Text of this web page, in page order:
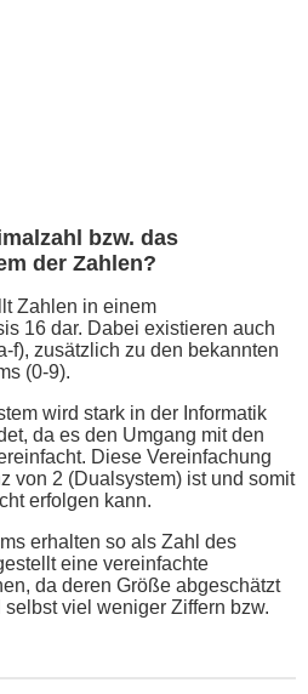
bzw. das
der Zahlen?
Zahlen in einem
16 dar. Dabei existieren auch
f), zusätzlich zu den bekannten
(0-9).
wird stark in der Informatik
da es den Umgang mit den
Diese Vereinfachung
von 2 (Dualsystem) ist und somit
erfolgen kann.
erhalten so als Zahl des
eine vereinfachte
da deren Größe abgeschätzt
viel weniger Ziffern bzw.